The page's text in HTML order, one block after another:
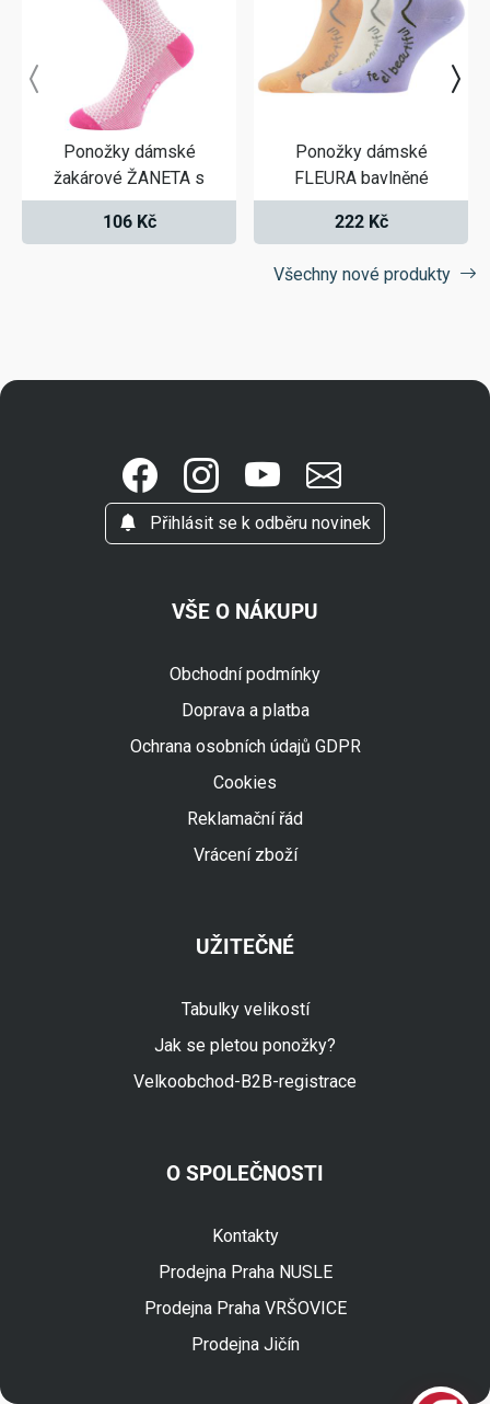
Ponožky dámské
žakárové ŽANETA s
106 Kč
Ponožky dámské
FLEURA bavlněné
222 Kč
Všechny nové produkty
Přihlásit se k odběru novinek
VŠE O NÁKUPU
Obchodní podmínky
Doprava a platba
Ochrana osobních údajů GDPR
Cookies
Reklamační řád
Vrácení zboží
UŽITEČNÉ
Tabulky velikostí
Jak se pletou ponožky?
Velkoobchod-B2B-registrace
O SPOLEČNOSTI
Kontakty
Prodejna Praha NUSLE
Prodejna Praha VRŠOVICE
Prodejna Jičín